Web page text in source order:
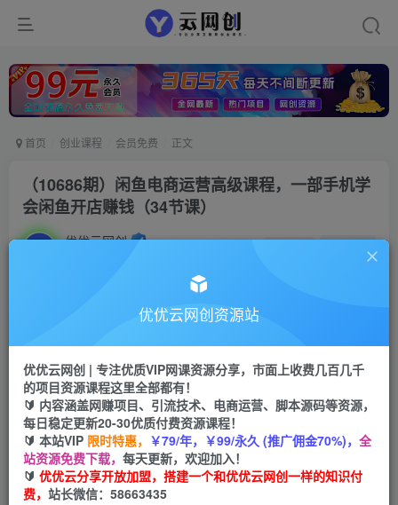
首页 创业课程 会员免费 正文
（10686期）闲鱼电商运营高级课程，一部手机学
会闲鱼开店赚钱（34节课）
优优云网创 私信
云币 9.9 云币99
会员免费
立即购买
您当前未登录！建议登陆后购买，可保存购买订单
优优云网创资源站
优优云网创 | 专注优质VIP网课资源分享，市面上收费几百几千
的项目资源课程这里全部都有！
🔰 内容涵盖网赚项目、引流技术、电商运营、脚本源码等资源，
每日稳定更新20-30优质付费资源课程！
🔰 本站VIP 限时特惠， ￥79/年，￥99/永久 (推广佣金70%)， 全
站资源免费下载， 每天更新，欢迎加入！
🔰 优优云分享开放加盟，搭建一个和优优云网创一样的知识付
费， 站长微信：58663435